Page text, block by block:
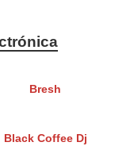
Bresh
Black Coffee Dj